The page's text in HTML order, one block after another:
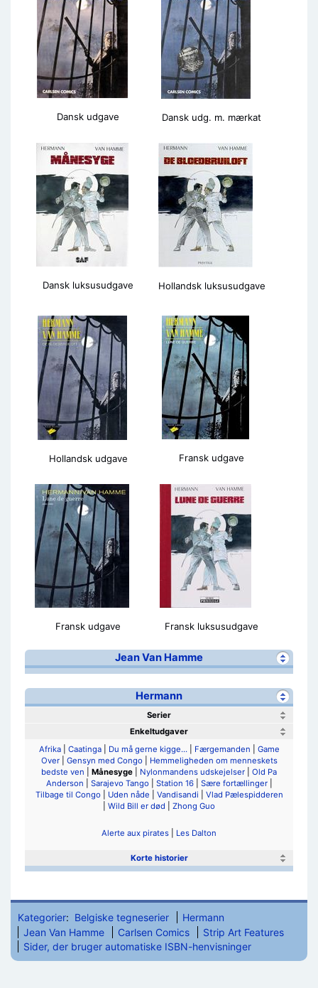
Dansk udgave Dansk udg. m. mærkat
Dansk luksusudgave Hollandsk luksusudgave
Hollandsk udgave Fransk udgave
Fransk udgave Fransk luksusudgave
Jean Van Hamme
Hermann
Serier
Enkeltudgaver
Afrika| Caatinga| Du må gerne kigge...| Færgemanden
Game
Over| Gensyn med Congo|
Hemmeligheden om menneskets
bedste ven
Månesyge Nylonmandens udskejelser
Old Pa
Anderson
Sarajevo Tango| Station 16| Sære fortællinger|
Tilbage til Congo| Uden nåde Vandisandi
Vlad Pælespidderen
Wild Bill er død Zhong Guo
Alerte aux pirates Les Dalton
Korte historier
Kategorier: Belgiske tegneserier
Hermann
Jean Van Hamme
Carlsen Comics
Strip Art Features
Sider, der bruger automatiske ISBN-henvisninger